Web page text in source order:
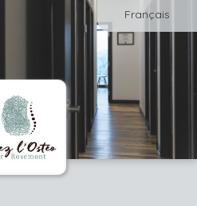
Français